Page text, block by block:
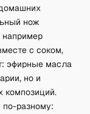
нож
например
с соком,
эфирные масла
но и
композиций.
разному: